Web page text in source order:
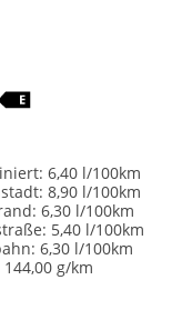
6,40 l/100km
8,90 l/100km
6,30 l/100km
5,40 l/100km
6,30 l/100km
144,00 g/km